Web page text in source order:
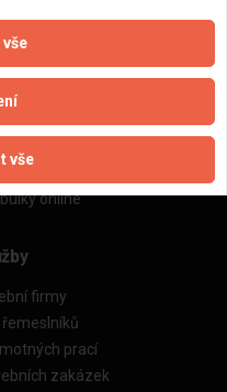
osobních údajů
cookie
online
firmy
prací
zakázek
vše